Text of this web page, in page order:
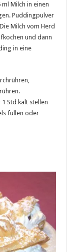
Milch in einen
Puddingpulver
Milch vom Herd
und dann
in eine
Std kalt stellen
füllen oder